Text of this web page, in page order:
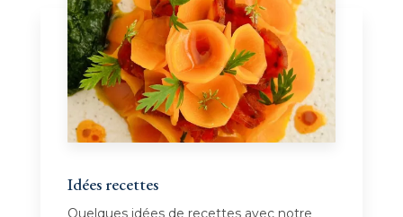
Idées recettes
Quelques idées de recettes avec notre